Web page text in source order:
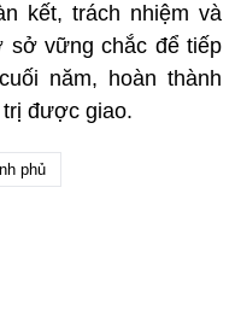
kết, trách nhiệm và
sở vững chắc để tiếp
năm, hoàn thành
được giao.
phủ